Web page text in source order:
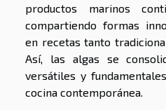
productos marinos
compartiendo formas
en recetas tanto
Así, las algas se
versátiles y
cocina contemporánea.